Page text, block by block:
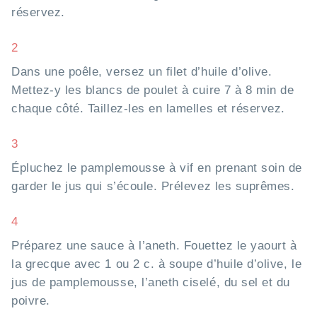
réservez.
2
Dans une poêle, versez un filet d’huile d’olive.
Mettez-y les blancs de poulet à cuire 7 à 8 min de
chaque côté. Taillez-les en lamelles et réservez.
3
Épluchez le pamplemousse à vif en prenant soin de
garder le jus qui s’écoule. Prélevez les suprêmes.
4
Préparez une sauce à l’aneth. Fouettez le yaourt à
la grecque avec 1 ou 2 c. à soupe d’huile d’olive, le
jus de pamplemousse, l’aneth ciselé, du sel et du
poivre.